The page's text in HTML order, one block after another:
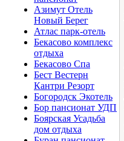
Азимут Отель
Новый Берег
Атлас парк-отель
Бекасово комплекс
отдыха
Бекасово Спа
Бест Вестерн
Кантри Резорт
Богородск Экотель
Бор пансионат УДП
Боярская Усадьба
дом отдыха